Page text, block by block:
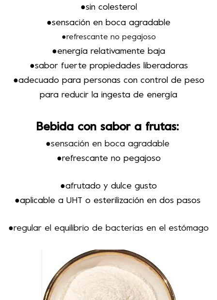
●sin colesterol
●sensación en boca agradable
●refrescante no pegajoso
●energía relativamente baja
●sabor fuerte propiedades liberadoras
●adecuado para personas con control de peso
para reducir la ingesta de energía
Bebida con sabor a frutas:
●sensación en boca agradable
●refrescante no pegajoso
●afrutado y dulce gusto
●aplicable a UHT o esterilización en dos pasos
●regular el equilibrio de bacterias en el estómago